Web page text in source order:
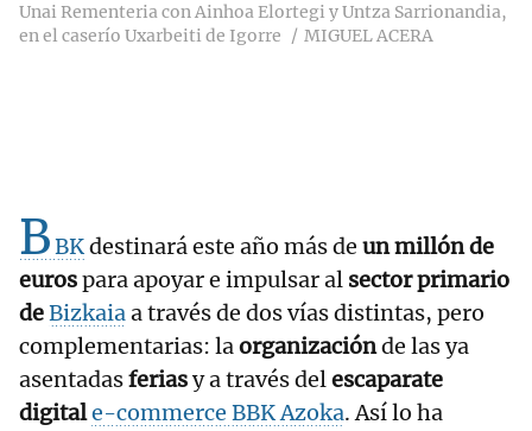
Unai Rementeria con Ainhoa Elortegi y Untza Sarrionandia,
en el caserío Uxarbeiti de Igorre
MIGUEL ACERA
BBKdestinará este año más de un millón de
eurospara apoyar e impulsar al sector primario
deBizkaiaa través de dos vías distintas, pero
complementarias: laorganizaciónde las ya
asentadasferiasy a través delescaparate
digitale-commerce BBK Azoka. Así lo ha